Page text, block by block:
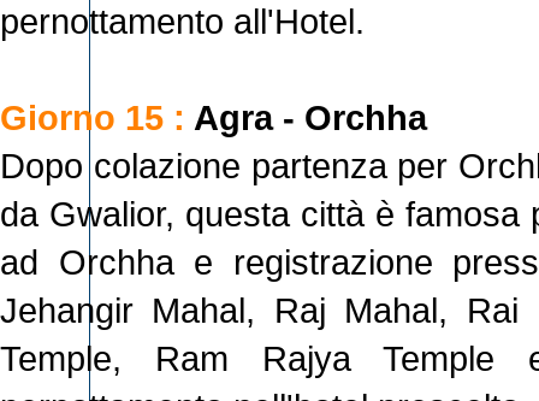
pernottamento all'Hotel.
Giorno 15 : Agra - Orchha
Dopo colazione partenza per
da Gwalior, questa città è
ad Orchha e registrazione
Jehangir Mahal, Raj Mahal,
Temple, Ram Rajya Temple